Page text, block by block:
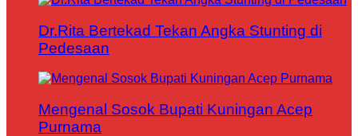
Dr.Rita Bertekad Tekan Angka Stunting di
Pedesaan
Mengenal Sosok Bupati Kuningan Acep
Purnama